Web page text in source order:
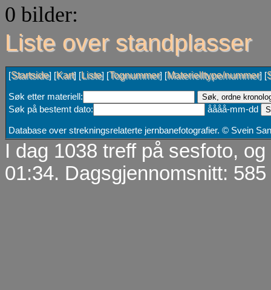
0 bilder:
Liste over standplasser
[Startside] [Kart] [Liste] [Tognummer] [Materielltype/nummer] [
Søk etter materiell:
Søk på bestemt dato:
åååå-mm-dd
Database over strekningsrelaterte jernbanefotografier. © Svein
I dag 1038 treff på sesfoto,
01:34. Dagsgjennomsnitt: 585